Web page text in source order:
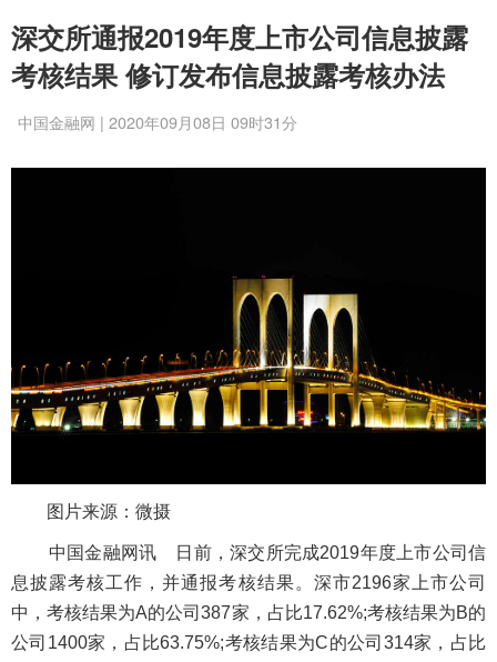
深交所通报2019年度上市公司信息披露
考核结果 修订发布信息披露考核办法
中国金融网 | 2020年09月08日 09时31分
图片来源：微摄
中国金融网讯
日前，深交所完成2019年度上市公司信
息披露考核工作，并通报考核结果。深市2196家上市公司
中，考核结果为A的公司387家，占比17.62%;考核结果为B的
公司1400家，占比63.75%;考核结果为C的公司314家，占比